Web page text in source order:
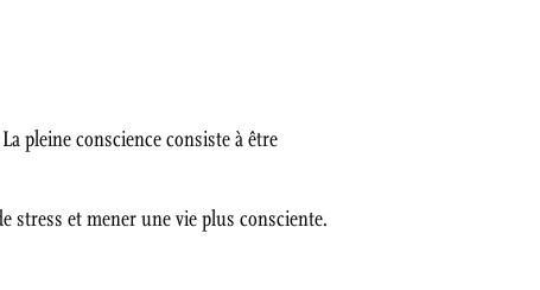
pleine conscience consiste à être
stress et mener une vie plus consciente.